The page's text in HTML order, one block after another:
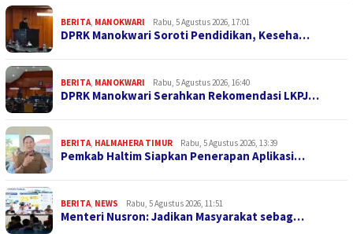
BERITA, MANOKWARI Rabu, 5 Agustus 2026, 17:01
DPRK Manokwari Soroti Pendidikan, Keseha…
BERITA, MANOKWARI Rabu, 5 Agustus 2026, 16:40
DPRK Manokwari Serahkan Rekomendasi LKPJ…
BERITA, HALMAHERA TIMUR Rabu, 5 Agustus 2026, 13:39
Pemkab Haltim Siapkan Penerapan Aplikasi…
BERITA, NEWS Rabu, 5 Agustus 2026, 11:51
Menteri Nusron: Jadikan Masyarakat sebag…